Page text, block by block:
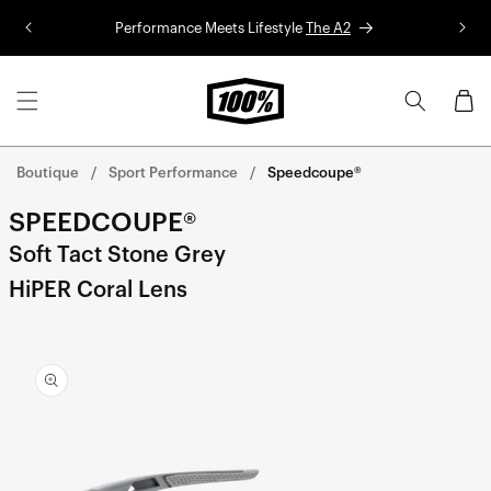
Performance Meets Lifestyle The A2
Panier
Boutique Sport Performance Speedcoupe®
SPEEDCOUPE®
Soft Tact Stone Grey
HiPER Coral Lens
informations
sur le